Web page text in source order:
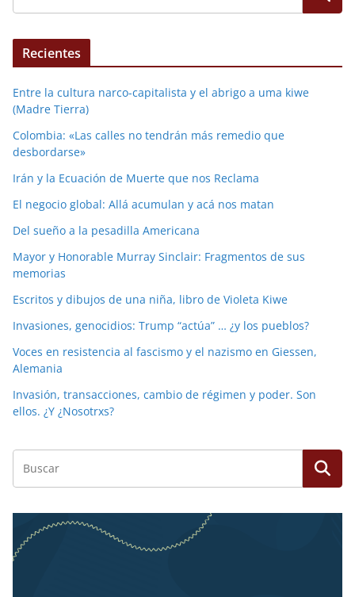
Recientes
Entre la cultura narco-capitalista y el abrigo a uma kiwe
(Madre Tierra)
Colombia: «Las calles no tendrán más remedio que
desbordarse»
Irán y la Ecuación de Muerte que nos Reclama
El negocio global: Allá acumulan y acá nos matan
Del sueño a la pesadilla Americana
Mayor y Honorable Murray Sinclair: Fragmentos de sus
memorias
Escritos y dibujos de una niña, libro de Violeta Kiwe
Invasiones, genocidios: Trump “actúa” … ¿y los pueblos?
Voces en resistencia al fascismo y el nazismo en Giessen,
Alemania
Invasión, transacciones, cambio de régimen y poder. Son
ellos. ¿Y ¿Nosotrxs?